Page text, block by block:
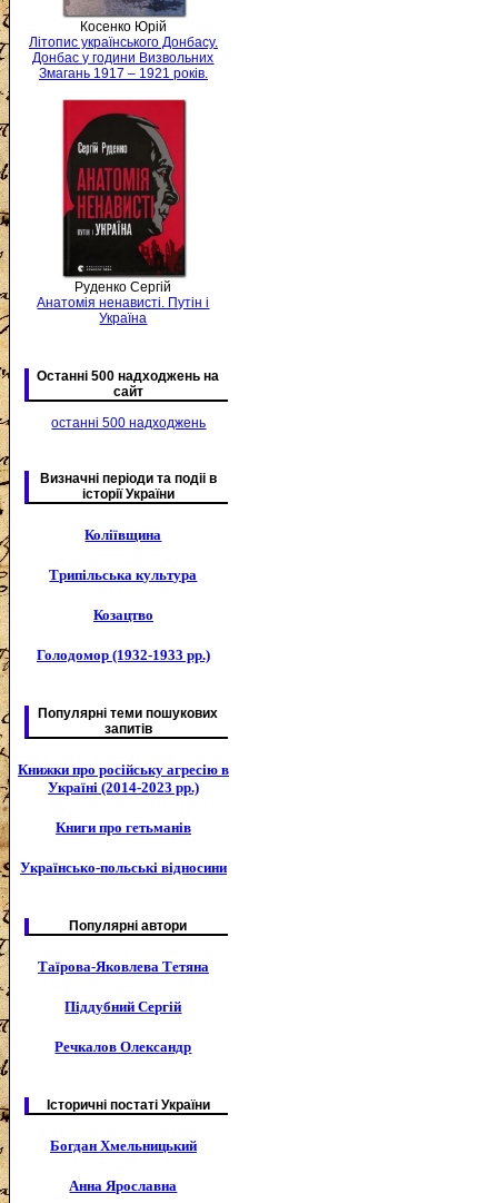
Косенко Юрій
Літопис українського Донбасу.
Донбас у години Визвольних
Змагань 1917 – 1921 років.
Руденко Сергій
Анатомія ненависті. Путін і
Україна
Останні 500 надходжень на
сайт
останні 500 надходжень
Визначні періоди та подіі в
історії України
Коліївщина
Трипільська культура
Козацтво
Голодомор (1932-1933 рр.)
Популярні теми пошукових
запитів
Книжки про російську агресію в
Україні (2014-2023 рр.)
Книги про гетьманів
Українсько-польські відносини
Популярні автори
Таїрова-Яковлева Тетяна
Піддубний Сергій
Речкалов Олександр
Історичні постаті України
Богдан Хмельницький
Анна Ярославна